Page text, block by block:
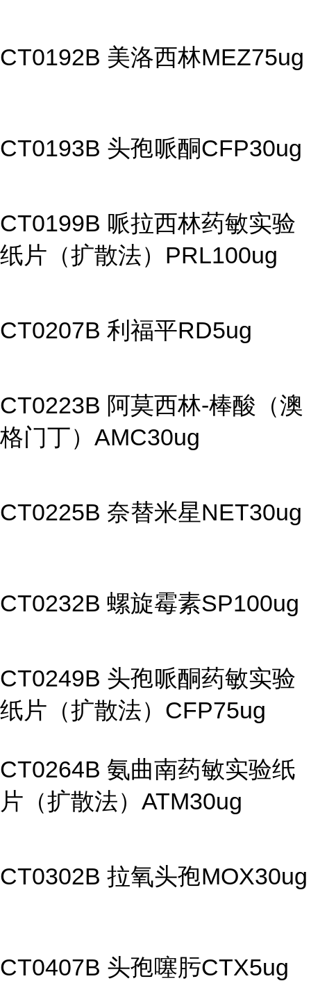
CT0192B 美洛西林MEZ75ug
CT0193B 头孢哌酮CFP30ug
CT0199B 哌拉西林药敏实验
纸片（扩散法）PRL100ug
CT0207B 利福平RD5ug
CT0223B 阿莫西林-棒酸（澳
格门丁）AMC30ug
CT0225B 奈替米星NET30ug
CT0232B 螺旋霉素SP100ug
CT0249B 头孢哌酮药敏实验
纸片（扩散法）CFP75ug
CT0264B 氨曲南药敏实验纸
片（扩散法）ATM30ug
CT0302B 拉氧头孢MOX30ug
CT0407B 头孢噻肟CTX5ug